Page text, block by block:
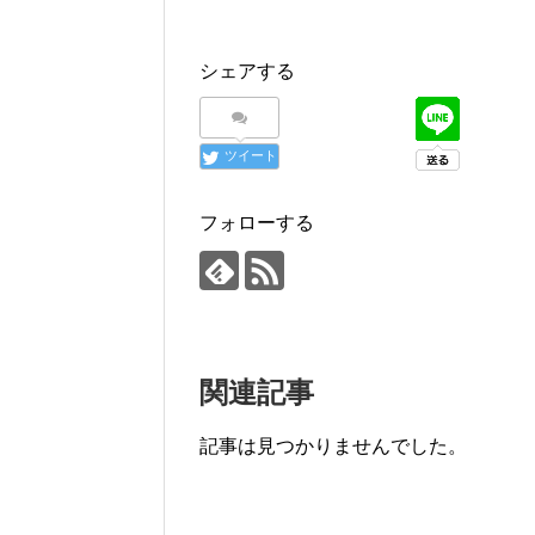
シェアする
ツイート
フォローする
関連記事
記事は見つかりませんでした。